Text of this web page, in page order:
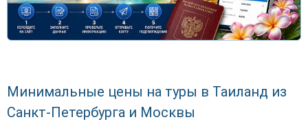
Минимальные цены на туры в Таиланд из
Санкт-Петербурга и Москвы